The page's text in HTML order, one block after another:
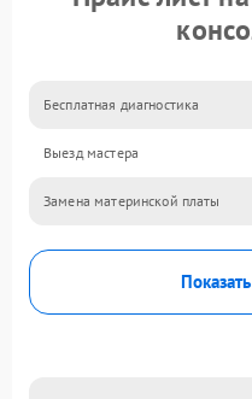
Бесплатная диагностика
Выезд мастера
Замена материнской платы